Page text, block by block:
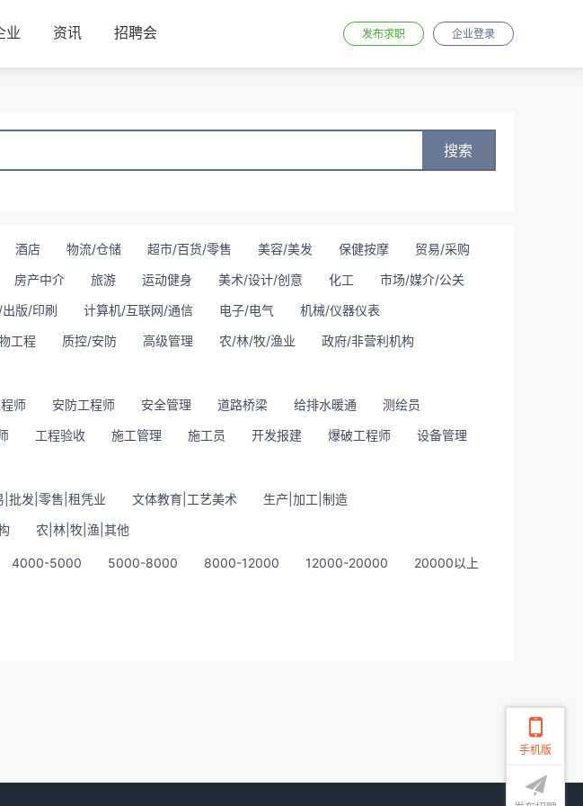
业 资讯 招聘会 发布求职 企业登录
搜索
酒店 物流/仓储 超市/百货/零售 美容/美发 保健按摩
贸易/采购
房产中介 旅游 运动健身 美术/设计/创意 化工
市场/媒介/公关
版/印刷 计算机/互联网/通信 电子/电气
机械/仪器仪表
工程 质控/安防 高级管理 农/林/牧/渔业
政府/非营利机构
师 安防工程师 安全管理 道路桥梁 给排水暖通
测绘员
工程验收 施工管理 施工员 开发报建 爆破工程师
设备管理
|批发|零售|租凭业 文体教育|工艺美术
生产|加工|制造
农|林|牧|渔|其他
4000-5000 5000-8000 8000-12000 12000-20000 20000以上
手机版